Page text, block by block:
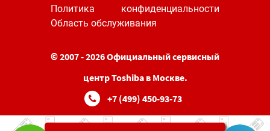
Политика конфиденциальности
Область обслуживания
© 2007 - 2026 Официальный сервисный
центр Toshiba в Москве.
+7 (499) 450-93-73